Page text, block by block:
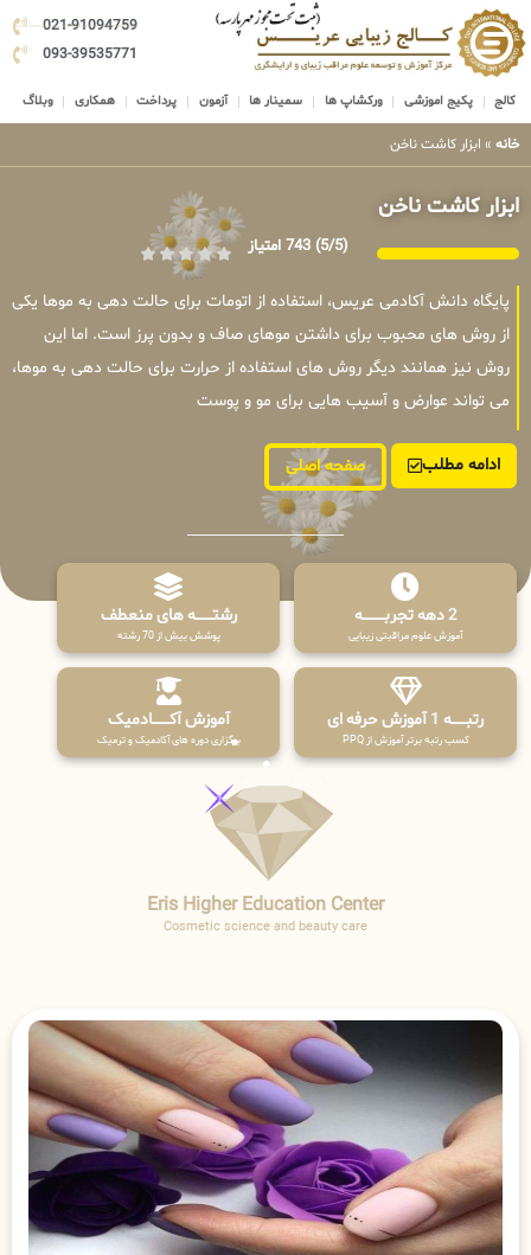
021-91094759
093-39535771
کالج پکیج اموزشی ورکشاپ ها سمینار ها آزمون پرداخت همکاری وبلاگ
خانه » ابزار کاشت ناخن
ابزار کاشت ناخن
(5/5) 743 امتیاز
پایگاه دانش آکادمی عریس، استفاده از اتومات برای حالت دهی به موها یکی
از روش های محبوب برای داشتن موهای صاف و بدون پرز است. اما این
روش نیز همانند دیگر روش های استفاده از حرارت برای حالت دهی به موها،
می تواند عوارض و آسیب هایی برای مو و پوست
ادامه مطلب صفحه اصلی
2 دهه تجربـــــــــه
آموزش علوم مراقبتی زیبایی
رشتـــــــه های منعطف
پوشش بیش از 70 رشته
رتبــــــه 1 آموزش حرفه ای
کسب رتبه برتر آموزش از PPQ
آموزش آکـــــــادمیک
برگزاری دوره های آکادمیک و ترمیک
Eris Higher Education Center
Cosmetic science and beauty care